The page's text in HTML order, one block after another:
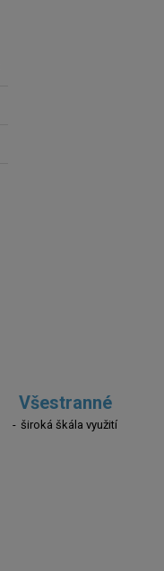
Všestranné
široká škála využití